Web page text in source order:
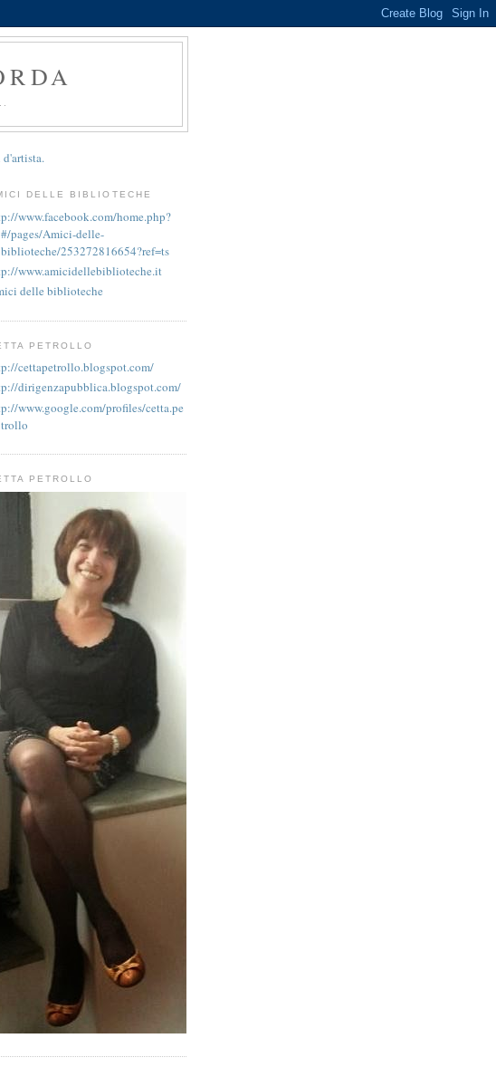
DELLE BIBLIOTECHE
www.facebook.com/home.php?
#/pages/Amici-delle-
biblioteche/253272816654?ref=ts
www.amicidellebiblioteche.it
delle biblioteche
PETROLLO
cettapetrollo.blogspot.com/
dirigenzapubblica.blogspot.com/
www.google.com/profiles/cetta.pe
trollo
PETROLLO